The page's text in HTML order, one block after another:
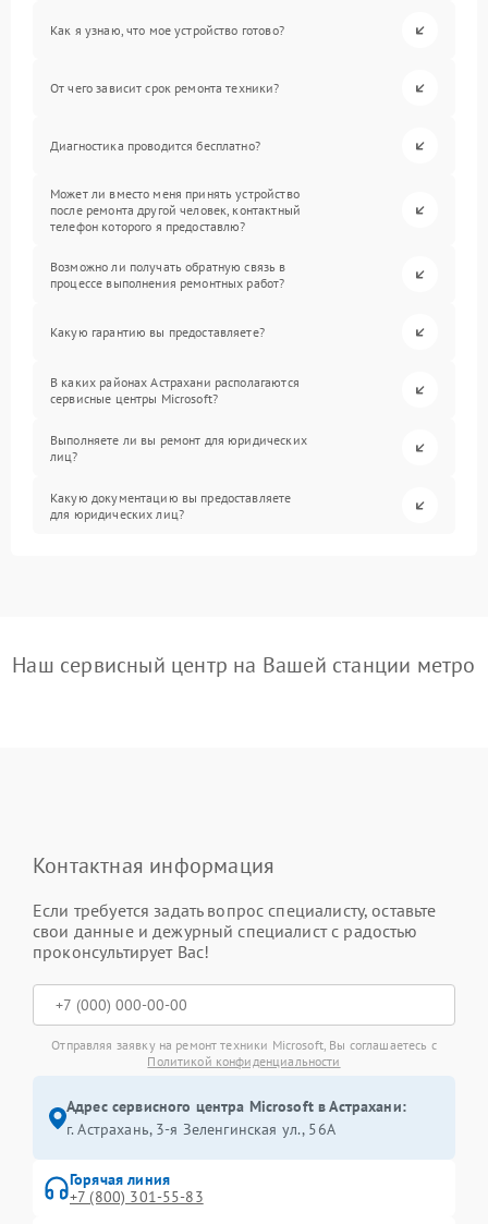
Как я узнаю, что мое устройство готово?
От чего зависит срок ремонта техники?
Диагностика проводится бесплатно?
Может ли вместо меня принять устройство
после ремонта другой человек, контактный
телефон которого я предоставлю?
Возможно ли получать обратную связь в
процессе выполнения ремонтных работ?
Какую гарантию вы предоставляете?
В каких районах Астрахани располагаются
сервисные центры Microsoft?
Выполняете ли вы ремонт для юридических
лиц?
Какую документацию вы предоставляете
для юридических лиц?
Наш сервисный центр на Вашей станции метро
Контактная информация
Если требуется задать вопрос специалисту, оставьте
свои данные и дежурный специалист с радостью
проконсультирует Вас!
Отправляя заявку на ремонт техники Microsoft, Вы соглашаетесь с
Политикой конфиденциальности
Адрес сервисного центра Microsoft в Астрахани:
г. Астрахань, 3-я Зеленгинская ул., 56А
Горячая линия
+7 (800) 301-55-83